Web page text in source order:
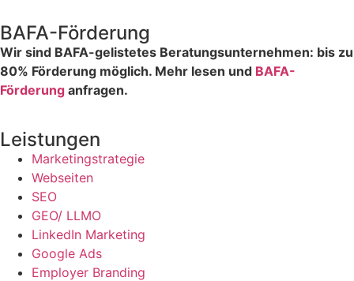
BAFA-Förderung
Wir sind BAFA-gelistetes Beratungsunternehmen: bis zu
80% Förderung möglich. Mehr lesen und BAFA-
Förderung anfragen.
Leistungen
Marketingstrategie
Webseiten
SEO
GEO/ LLMO
LinkedIn Marketing
Google Ads
Employer Branding